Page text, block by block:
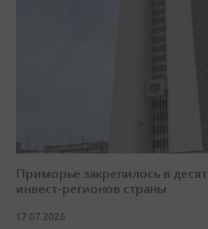
Приморье закрепилось в
инвест-регионов страны
17.07.2026